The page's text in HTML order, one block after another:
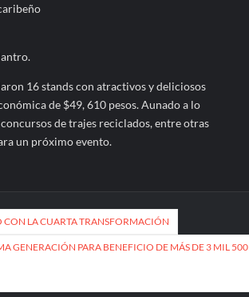
16 stands con atractivos y deliciosos
de $49, 610 pesos. Aunado a lo
de trajes reciclados, entre otras
un próximo evento.
LA CUARTA TRANSFORMACIÓN
GENERACIÓN PARA BENEFICIO DE MÁS DE 3 MIL 500